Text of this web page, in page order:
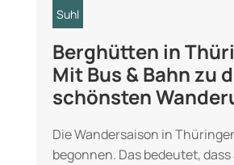
Suhl
Berghütten in
Mit Bus & Bahn zu
schönsten
Die Wandersaison in
begonnen. Das bedeutet,